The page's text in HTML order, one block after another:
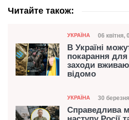
Читайте також:
Категорія
УКРАЇНА Дата
06 квітня,
В Україні
покарання для
заходи
відомо
Категорія
УКРАЇНА Дата
30
Справедлива